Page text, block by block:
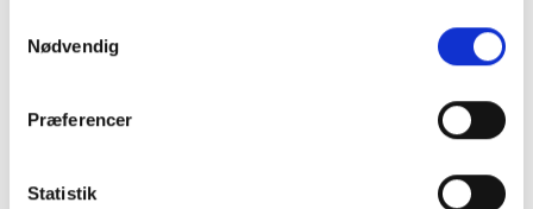
Nødvendig
Præferencer
Statistik
Mere information
BESKRIVELSE